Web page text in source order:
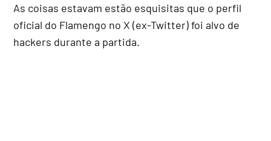
As coisas estavam estão esquisitas que o perfil
oficial do Flamengo no X (ex-Twitter) foi alvo de
hackers durante a partida.